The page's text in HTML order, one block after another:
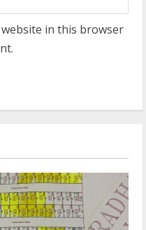
website in this browser